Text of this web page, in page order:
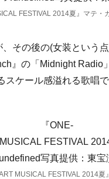
FESTIVAL 2014夏』マテ
その後の(女装という
』の「Midnight Radio
ケール感溢れる歌唱
MUSICAL FESTIVAL 2014夏